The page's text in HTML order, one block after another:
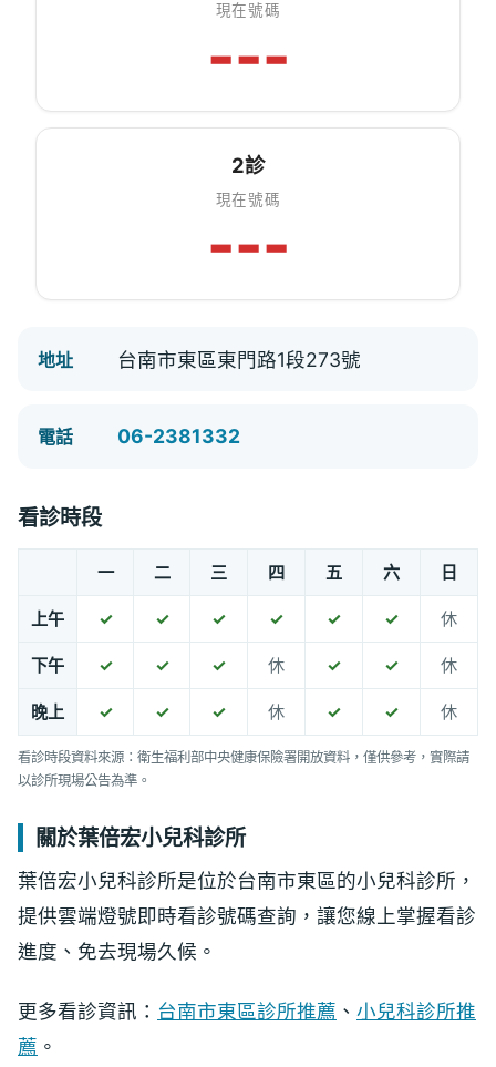
現在號碼
---
2診
現在號碼
---
地址 台南市東區東門路1段273號
電話 06-2381332
看診時段
一 二 三 四 五 六 日
上午 ✓ ✓ ✓ ✓ ✓ ✓ 休
下午 ✓ ✓ ✓ 休 ✓ ✓ 休
晚上 ✓ ✓ ✓ 休 ✓ ✓ 休
看診時段資料來源：衛生福利部中央健康保險署開放資料，僅供參考，實際請
以診所現場公告為準。
關於葉倍宏小兒科診所
葉倍宏小兒科診所是位於台南市東區的小兒科診所，
提供雲端燈號即時看診號碼查詢，讓您線上掌握看診
進度、免去現場久候。
更多看診資訊： 台南市東區診所推薦 、 小兒科診所推
薦 。